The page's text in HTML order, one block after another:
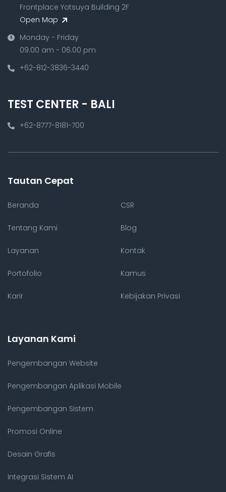
Frontplace Yotsuya Building 2F
Open Map
Monday - Friday
09.00 am - 06.00 pm
+62-812-3836-3440
TEST CENTER - BALI
+62-8777-8181-700
Tautan Cepat
Beranda
Tentang Kami
Layanan
Portofolio
Karir
CSR
Blog
Kontak
Kamus
Kebijakan Privasi
Layanan Kami
Pengembangan Website
Pengembangan Aplikasi Mobile
Pengembangan Sistem
Promosi Online
Desain Grafis
Integrasi Sistem AI